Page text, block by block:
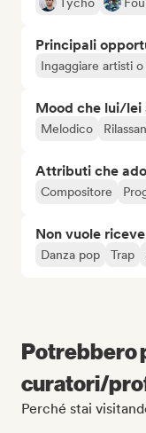
Principali
Ingaggiare artisti
Mood che lui/lei
Melodico
Attributi che
Compositore
Non vuole
Danza pop Trap
Potrebbero
curatori/
Perché stai